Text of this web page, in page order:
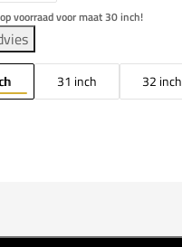
voorraad voor maat 30 inch!
31 inch 32 inch